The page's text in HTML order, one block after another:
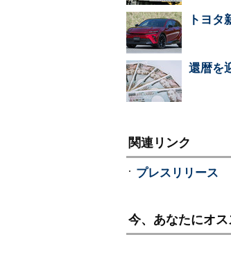
トヨ
還暦を
関連リンク
プレスリリース
今、あなたにオス